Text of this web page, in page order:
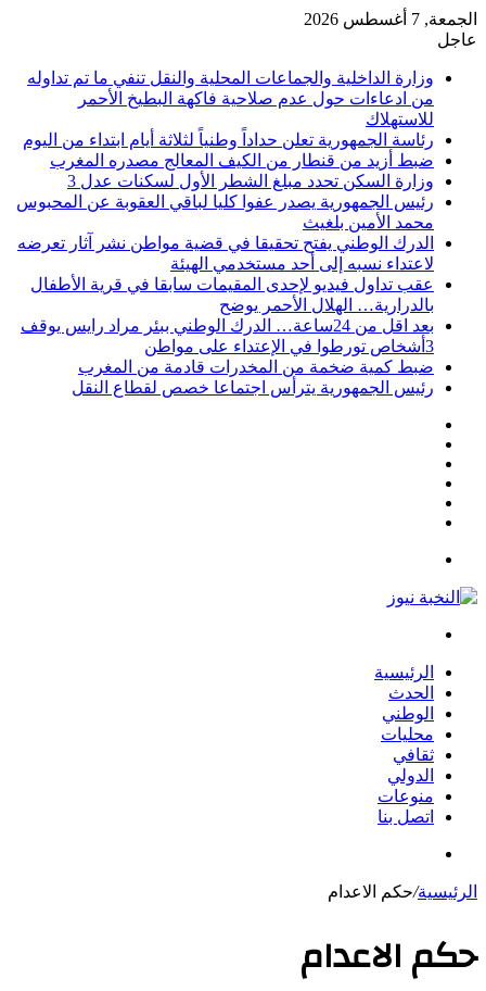
الجمعة, 7 أغسطس 2026
عاجل
وزارة الداخلية والجماعات المحلية والنقل تنفي ما تم تداوله
من ادعاءات حول عدم صلاحية فاكهة البطيخ الأحمر
للاستهلاك
رئاسة الجمهورية تعلن حداداً وطنياً لثلاثة أيام ابتداء من اليوم
ضبط أزيد من قنطار من الكيف المعالج مصدره المغرب
وزارة السكن تحدد مبلغ الشطر الأول لسكنات عدل 3
رئيس الجمهورية يصدر عفوا كليا لباقي العقوبة عن المحبوس
محمد الأمين بلغيث
الدرك الوطني يفتح تحقيقا في قضية مواطن نشر آثار تعرضه
لاعتداء نسبه إلى أحد مستخدمي الهيئة
عقب تداول فيديو لإحدى المقيمات سابقا في قرية الأطفال
بالدرارية… الهلال الأحمر يوضح
بعد اقل من 24ساعة… الدرك الوطني ببئر مراد رايس يوقف
3أشخاص تورطوا في الإعتداء على مواطن
ضبط كمية ضخمة من المخدرات قادمة من المغرب
رئيس الجمهورية يترأس اجتماعا خصص لقطاع النقل
الرئيسية
الحدث
الوطني
محليات
ثقافي
الدولي
منوعات
اتصل بنا
الرئيسية/حكم الاعدام
حكم الاعدام